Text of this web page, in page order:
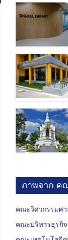
ภาพจาก ค
คณะวิศวกรรมศ
คณะบริหารธุรกิจ